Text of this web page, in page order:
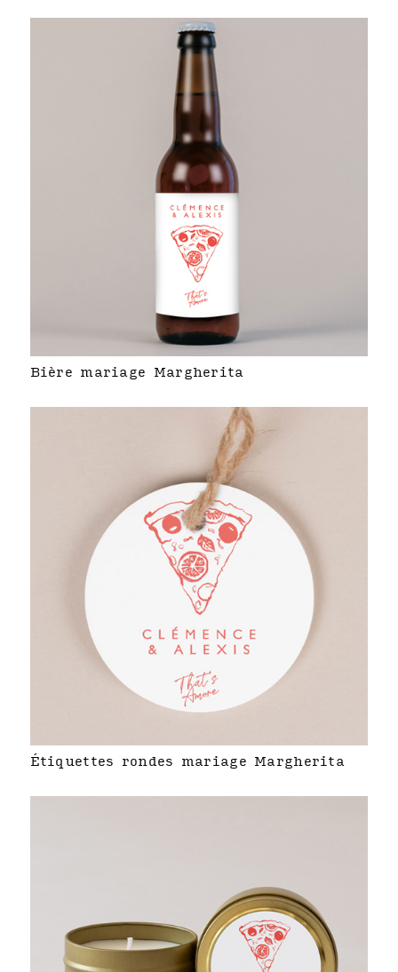
Bière mariage Margherita
Étiquettes rondes mariage Margherita